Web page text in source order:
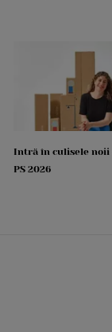
Intră în culisele noii
PS 2026